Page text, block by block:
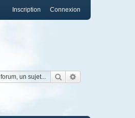
Connexion
Inscription
Rechercher